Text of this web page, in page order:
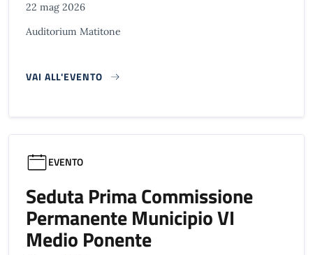
22 mag 2026
Auditorium Matitone
VAI ALL'EVENTO
EVENTO
Seduta Prima Commissione
Permanente Municipio VI
Medio Ponente